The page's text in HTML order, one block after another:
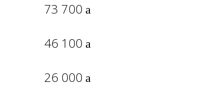
73 700
46 100
26 000